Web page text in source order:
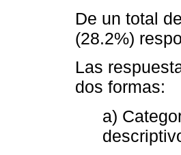
De un total
(28.2%)
Las
dos formas:
a)